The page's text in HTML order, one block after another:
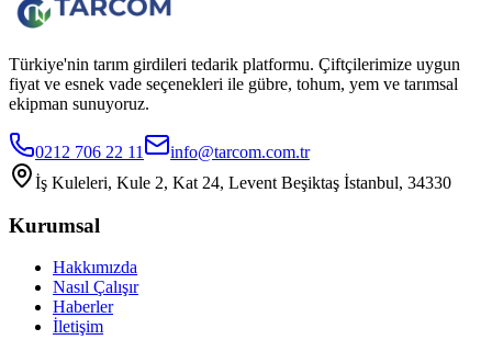
Türkiye'nin tarım girdileri tedarik platformu. Çiftçilerimize uygun
fiyat ve esnek vade seçenekleri ile gübre, tohum, yem ve tarımsal
ekipman sunuyoruz.
0212 706 22 11
info@tarcom.com.tr
İş Kuleleri, Kule 2, Kat 24, Levent Beşiktaş İstanbul, 34330
Kurumsal
Hakkımızda
Nasıl Çalışır
Haberler
İletişim